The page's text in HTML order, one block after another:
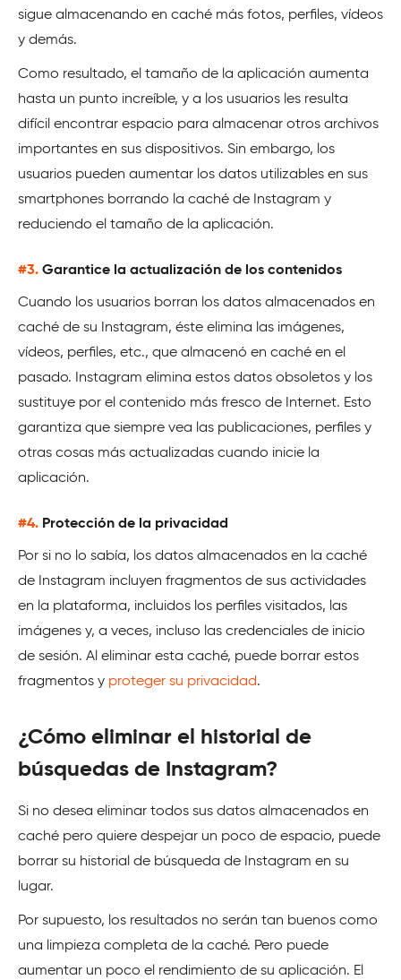
sigue almacenando en caché más fotos, perfiles, vídeos
y demás.
Como resultado, el tamaño de la aplicación aumenta
hasta un punto increíble, y a los usuarios les resulta
difícil encontrar espacio para almacenar otros archivos
importantes en sus dispositivos. Sin embargo, los
usuarios pueden aumentar los datos utilizables en sus
smartphones borrando la caché de Instagram y
reduciendo el tamaño de la aplicación.
#3. Garantice la actualización de los contenidos
Cuando los usuarios borran los datos almacenados en
caché de su Instagram, éste elimina las imágenes,
vídeos, perfiles, etc., que almacenó en caché en el
pasado. Instagram elimina estos datos obsoletos y los
sustituye por el contenido más fresco de Internet. Esto
garantiza que siempre vea las publicaciones, perfiles y
otras cosas más actualizadas cuando inicie la
aplicación.
#4. Protección de la privacidad
Por si no lo sabía, los datos almacenados en la caché
de Instagram incluyen fragmentos de sus actividades
en la plataforma, incluidos los perfiles visitados, las
imágenes y, a veces, incluso las credenciales de inicio
de sesión. Al eliminar esta caché, puede borrar estos
fragmentos y proteger su privacidad.
¿Cómo eliminar el historial de
búsquedas de Instagram?
Si no desea eliminar todos sus datos almacenados en
caché pero quiere despejar un poco de espacio, puede
borrar su historial de búsqueda de Instagram en su
lugar.
Por supuesto, los resultados no serán tan buenos como
una limpieza completa de la caché. Pero puede
aumentar un poco el rendimiento de su aplicación. El